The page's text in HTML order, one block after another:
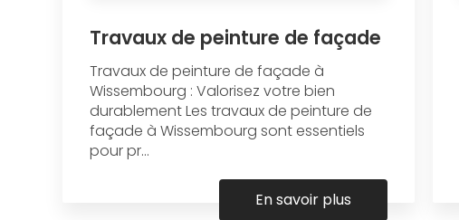
Travaux de peinture de façade
Travaux de peinture de façade à
Wissembourg : Valorisez votre bien
durablement Les travaux de peinture de
façade à Wissembourg sont essentiels
pour pr...
En savoir plus